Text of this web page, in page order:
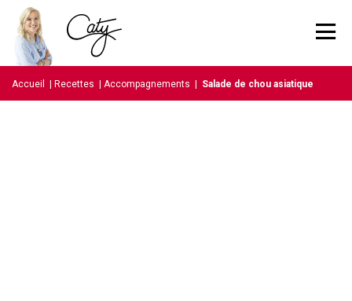
Accueil Recettes Accompagnements Salade de chou asiatique